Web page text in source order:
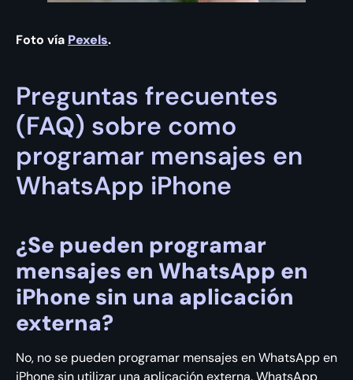
Foto vía Pexels.
Preguntas frecuentes
(FAQ) sobre como
programar mensajes en
WhatsApp iPhone
¿Se pueden programar
mensajes en WhatsApp en
iPhone sin una aplicación
externa?
No, no se pueden programar mensajes en WhatsApp en
iPhone sin utilizar una aplicación externa. WhatsApp